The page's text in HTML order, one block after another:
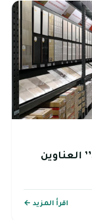
العناوين
اقرأ المزيد ←